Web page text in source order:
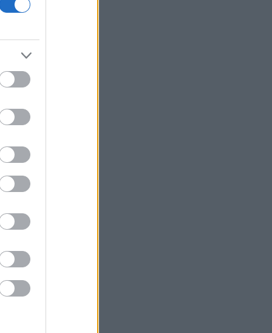
18η συνεχόμενη χρονιά
δολαρίων για τη DeepSeek
Βρεττού (Credia): Πιστωτική επέκταση
άνω των 1,3 δισ. ευρώ φέτος -
Επιταχύνει την ανάπτυξη, μεταθέτει
Στα πράσινα οι ευρωαγορές - Νέο
ενδοσυνεδριακό ρεκόρ για τον Stoxx
Πυρκαγιές: 325 αυτοψίες στις
πληγείσες περιοχές - 118 «κόκκινα»
Σε εξέλιξη πυρκαγιές σε Σκύρο και
ΑΔΜΗΕ: Διατηρεί την τεχνική ηγεσία